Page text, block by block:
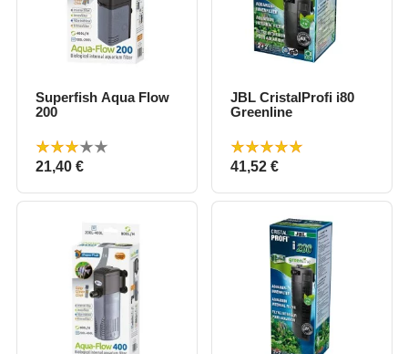
Superfish Aqua Flow
200
Prix
21,40 €
JBL CristalProfi i80
Greenline
Prix
41,52 €